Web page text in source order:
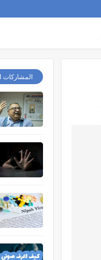
المشاركات